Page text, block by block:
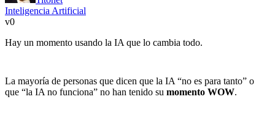
Inteligencia Artificial
0
Hay un momento usando la IA que lo cambia todo.
La mayoría de personas que dicen que la IA “no es para tanto” o
que “la IA no funciona” no han tenido su momento WOW.